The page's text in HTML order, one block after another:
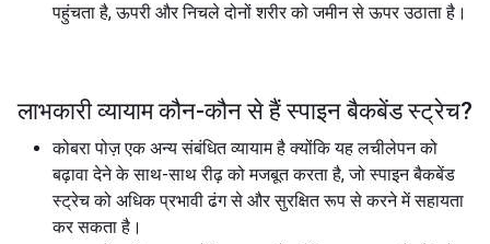
पहुंचता है, ऊपरी और निचले दोनों शरीर को जमीन से ऊपर उठाता है।
लाभकारी व्यायाम कौन-कौन से हैं स्पाइन बैकबेंड स्ट्रेच?
कोबरा पोज़ एक अन्य संबंधित व्यायाम है क्योंकि यह लचीलेपन को
बढ़ावा देने के साथ-साथ रीढ़ को मजबूत करता है, जो स्पाइन बैकबेंड
स्ट्रेच को अधिक प्रभावी ढंग से और सुरक्षित रूप से करने में सहायता
कर सकता है।